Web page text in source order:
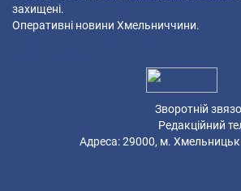
захищені.
Оперативні новини Хмельниччини.
Зворотній
Редакційний
Адреса: 29000, м.